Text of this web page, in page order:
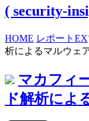
( security-
HOME レポート EX
析によるマルウェ
マカフィ
ド解析によ